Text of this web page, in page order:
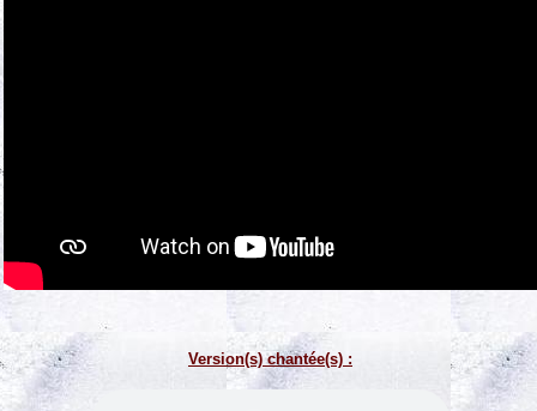
Version(s) chantée(s) :